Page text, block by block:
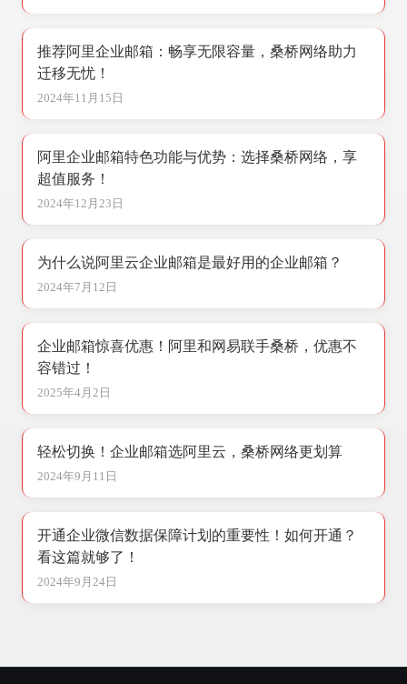
推荐阿里企业邮箱：畅享无限容量，桑桥网络助力
迁移无忧！
2024年11月15日
阿里企业邮箱特色功能与优势：选择桑桥网络，享
超值服务！
2024年12月23日
为什么说阿里云企业邮箱是最好用的企业邮箱？
2024年7月12日
企业邮箱惊喜优惠！阿里和网易联手桑桥，优惠不
容错过！
2025年4月2日
轻松切换！企业邮箱选阿里云，桑桥网络更划算
2024年9月11日
开通企业微信数据保障计划的重要性！如何开通？
看这篇就够了！
2024年9月24日